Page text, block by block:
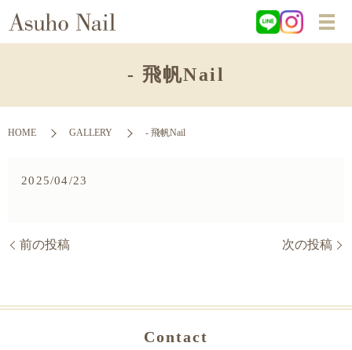
- 飛帆Nail
HOME GALLERY - 飛帆Nail
2025/04/23
前の投稿 次の投稿
Contact